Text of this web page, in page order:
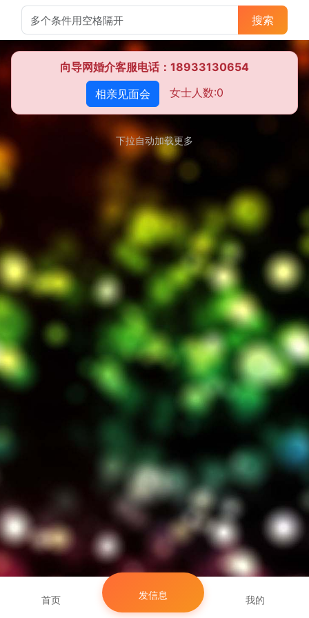
搜索
向导网婚介客服电话：18933130654
相亲见面会
女士人数:0
下拉自动加载更多
首页 发信息 我的